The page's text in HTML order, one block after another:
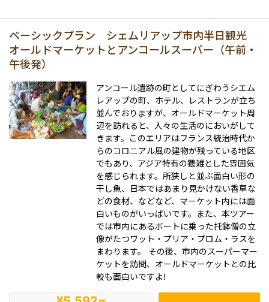
ベーシックプラン シェムリアップ市内半日観光
オールドマーケットとアンコールスーパー（午前・
午後発）
アンコール遺跡の町としてにぎわうシエム
レアップの町、ホテル、レストランが立ち
並んでおりますが、オールドマーケット周
辺を訪れると、人々の生活のにおいがして
きます。このエリアはフランス統治時代か
らのコロニアル風の建物が残っている地区
でもあり、アジア特有の猥雑とした雰囲気
を感じられます。所狭しと並ぶ面白い形の
干し魚、日本ではあまり見かけない香草な
どの食材、などなど、マーケット内には面
白いものがいっぱいです。また、本ツアー
では市内にあるボートに乗った托鉢僧の立
像がたつワット・プリア・プロム・ラスを
まわります。 その後、市内のスーパーマー
ケットを訪問、オールドマーケットとの比
較も面白いですよ!